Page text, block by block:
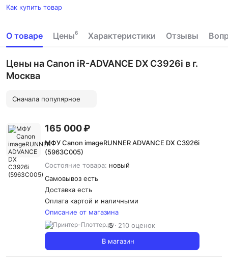
Как купить товар
О товаре Цены6 Характеристики Отзывы
Цены на Canon iR-ADVANCE DX C3926i в г.
Москва
Сначала популярное
165 000 ₽
МФУ Canon imageRUNNER ADVANCE DX C3926i
(5963C005)
Состояние товара: новый
Самовывоз есть
Доставка есть
Оплата картой и наличными
Описание от магазина
5
210 оценок
В магазин